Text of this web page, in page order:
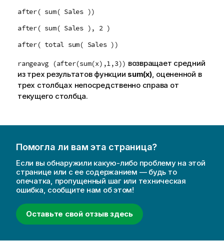
after( sum( Sales ))
after( sum( Sales ), 2 )
after( total sum( Sales ))
rangeavg (after(sum(x),1,3)) возвращает средний
из трех результатов функции sum(x), оцененной в
трех столбцах непосредственно справа от
текущего столбца.
Помогла ли вам эта страница?
Если вы обнаружили какую-либо проблему на этой
странице или с ее содержанием — будь то
опечатка, пропущенный шаг или техническая
ошибка, сообщите нам об этом!
Оставьте свой отзыв здесь